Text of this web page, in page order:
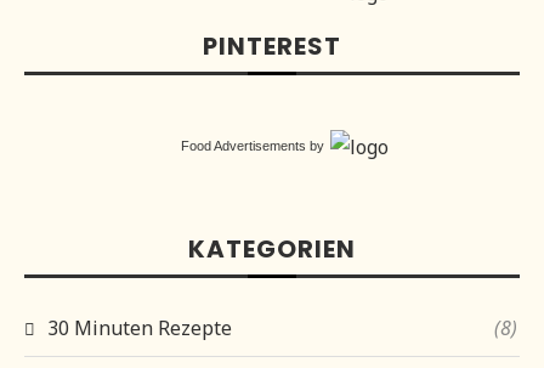
PINTEREST
Food Advertisements by
KATEGORIEN
30 Minuten Rezepte (8)